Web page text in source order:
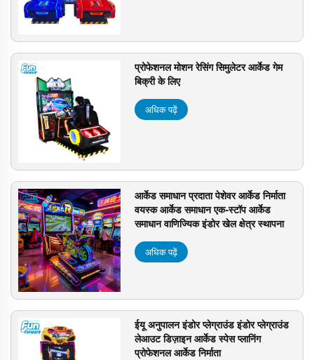
प्रोफेशनल मोशन रेसिंग सिमुलेटर आर्केड गेम
बिक्री के लिए
अधिक पढ़ें
आर्केड समाधान प्रदाता पेशेवर आर्केड निर्माता
वयस्क आर्केड समाधान एक-स्टॉप आर्केड
समाधान वाणिज्यिक इंडोर खेल क्षेत्र स्थापना
अधिक पढ़ें
ईयू अनुपालन इंडोर प्लेग्राउंड इंडोर प्लेग्राउंड
लेआउट डिज़ाइन आर्केड स्पेस प्लानिंग
प्रोफेशनल आर्केड निर्माता